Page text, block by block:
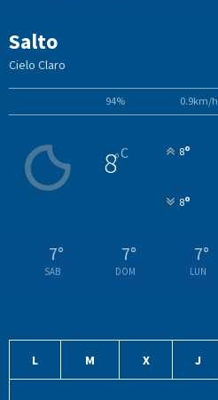
Salto
Cielo Claro
94% 0.9km/h
8°C 8°
8°
7°
SAB
7°
DOM
7°
LUN
L M X J